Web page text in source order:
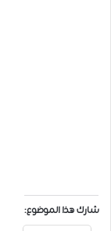
شارك هذا الموضوع: